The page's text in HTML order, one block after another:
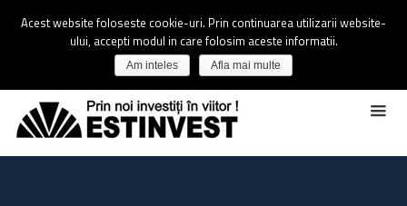
Acest website foloseste cookie-uri. Prin continuarea utilizarii website-
ului, accepti modul in care folosim aceste informatii.
Am inteles Afla mai multe